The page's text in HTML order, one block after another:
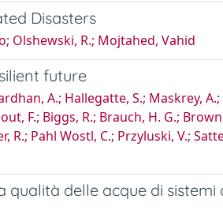
Disasters
Olshewski, R.; Mojtahed, Vahid
future
A.; Hallegatte, S.; Maskrey,
F.; Biggs, R.; Brauch, H. G.;
R.; Pahl Wostl, C.; Przyluski, V.;
qualità delle acque di